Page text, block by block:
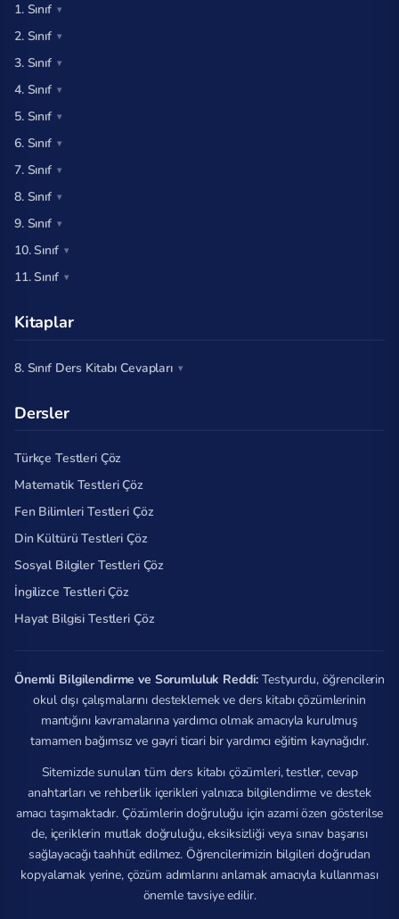
1. Sınıf
2. Sınıf
3. Sınıf
4. Sınıf
5. Sınıf
6. Sınıf
7. Sınıf
8. Sınıf
9. Sınıf
10. Sınıf
11. Sınıf
Kitaplar
8. Sınıf Ders Kitabı Cevapları
Dersler
Türkçe Testleri Çöz
Matematik Testleri Çöz
Fen Bilimleri Testleri Çöz
Din Kültürü Testleri Çöz
Sosyal Bilgiler Testleri Çöz
İngilizce Testleri Çöz
Hayat Bilgisi Testleri Çöz
Önemli Bilgilendirme ve Sorumluluk Reddi: Testyurdu, öğrencilerin
okul dışı çalışmalarını desteklemek ve ders kitabı çözümlerinin
mantığını kavramalarına yardımcı olmak amacıyla kurulmuş
tamamen bağımsız ve gayri ticari bir yardımcı eğitim kaynağıdır.
Sitemizde sunulan tüm ders kitabı çözümleri, testler, cevap
anahtarları ve rehberlik içerikleri yalnızca bilgilendirme ve destek
amacı taşımaktadır. Çözümlerin doğruluğu için azami özen gösterilse
de, içeriklerin mutlak doğruluğu, eksiksizliği veya sınav başarısı
sağlayacağı taahhüt edilmez. Öğrencilerimizin bilgileri doğrudan
kopyalamak yerine, çözüm adımlarını anlamak amacıyla kullanması
önemle tavsiye edilir.